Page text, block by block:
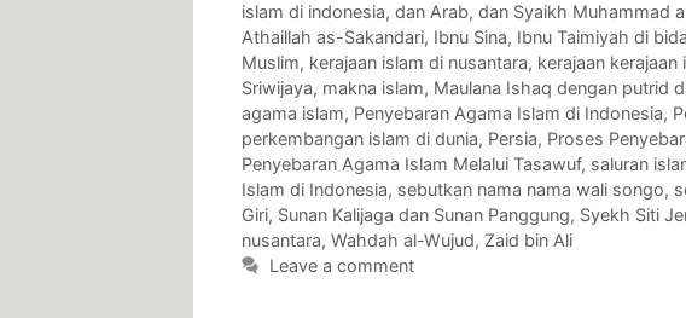
islam di indonesia, dan Arab, dan Syaikh Muhammad
Athaillah as-Sakandari, Ibnu Sina, Ibnu Taimiyah di
Muslim, kerajaan islam di nusantara, kerajaan kerajaan
Sriwijaya, makna islam, Maulana Ishaq dengan putrid
agama islam, Penyebaran Agama Islam di Indonesia,
perkembangan islam di dunia, Persia, Proses
Penyebaran Agama Islam Melalui Tasawuf, saluran
Islam di Indonesia, sebutkan nama nama wali songo,
Giri, Sunan Kalijaga dan Sunan Panggung, Syekh Siti
nusantara, Wahdah al-Wujud, Zaid bin Ali
Leave a comment